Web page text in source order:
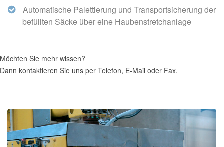
Automatische Palettierung und Transportsicherung der
befüllten Säcke über eine Haubenstretchanlage
Möchten Sie mehr wissen?
Dann kontaktieren Sie uns per Telefon, E-Mail oder Fax.